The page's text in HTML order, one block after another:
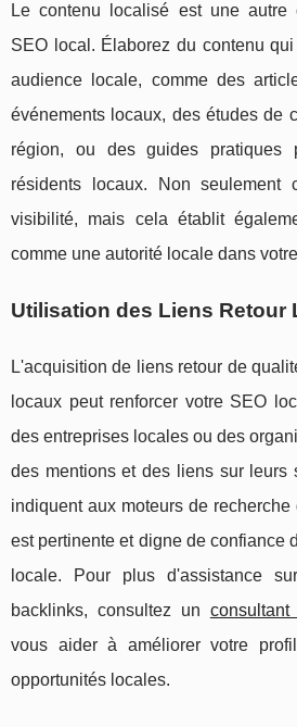
Le contenu localisé est une autre
SEO local. Élaborez du contenu
audience locale, comme des
événements locaux, des études de
région, ou des guides pratiques
résidents locaux. Non seulement
visibilité, mais cela établit
comme une autorité locale dans
Utilisation des Liens Retour
L'acquisition de liens retour de
locaux peut renforcer votre SEO
des entreprises locales ou des
des mentions et des liens sur leurs
indiquent aux moteurs de recherche
est pertinente et digne de confiance
locale. Pour plus d'assistance
backlinks, consultez un consultant
vous aider à améliorer votre
opportunités locales.